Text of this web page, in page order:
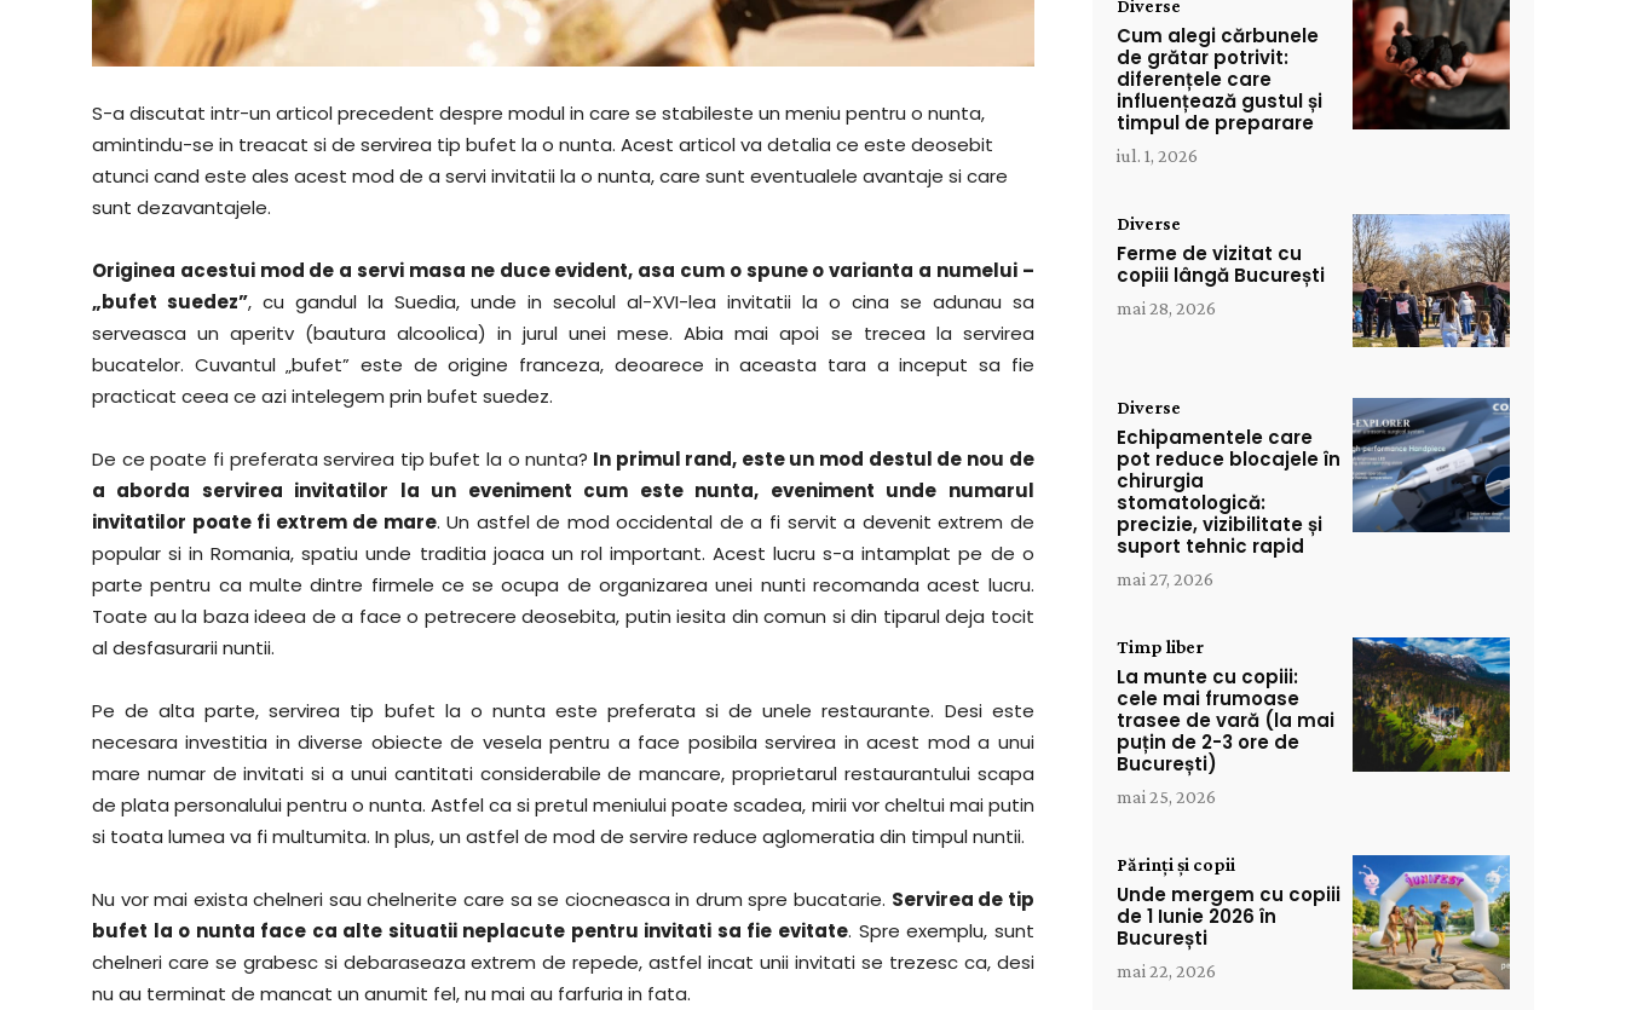
S-a discutat intr-un articol precedent despre modul in care se stabileste un meniu pentru o nunta,
amintindu-se in treacat si de servirea tip bufet la o nunta. Acest articol va detalia ce este deosebit
atunci cand este ales acest mod de a servi invitatii la o nunta, care sunt eventualele avantaje si care
sunt dezavantajele.
Originea acestui mod de a servi masa ne duce evident, asa cum o spune o varianta a numelui –
„bufet suedez”, cu gandul la Suedia, unde in secolul al-XVI-lea invitatii la o cina se adunau sa
serveasca un aperitv (bautura alcoolica) in jurul unei mese. Abia mai apoi se trecea la servirea
bucatelor. Cuvantul „bufet” este de origine franceza, deoarece in aceasta tara a inceput sa fie
practicat ceea ce azi intelegem prin bufet suedez.
De ce poate fi preferata servirea tip bufet la o nunta? In primul rand, este un mod destul de nou de
a aborda servirea invitatilor la un eveniment cum este nunta, eveniment unde numarul
invitatilor poate fi extrem de mare. Un astfel de mod occidental de a fi servit a devenit extrem de
popular si in Romania, spatiu unde traditia joaca un rol important. Acest lucru s-a intamplat pe de o
parte pentru ca multe dintre firmele ce se ocupa de organizarea unei nunti recomanda acest lucru.
Toate au la baza ideea de a face o petrecere deosebita, putin iesita din comun si din tiparul deja tocit
al desfasurarii nuntii.
Pe de alta parte, servirea tip bufet la o nunta este preferata si de unele restaurante. Desi este
necesara investitia in diverse obiecte de vesela pentru a face posibila servirea in acest mod a unui
mare numar de invitati si a unui cantitati considerabile de mancare, proprietarul restaurantului scapa
de plata personalului pentru o nunta. Astfel ca si pretul meniului poate scadea, mirii vor cheltui mai putin
si toata lumea va fi multumita. In plus, un astfel de mod de servire reduce aglomeratia din timpul nuntii.
Nu vor mai exista chelneri sau chelnerite care sa se ciocneasca in drum spre bucatarie. Servirea de tip
bufet la o nunta face ca alte situatii neplacute pentru invitati sa fie evitate. Spre exemplu, sunt
chelneri care se grabesc si debaraseaza extrem de repede, astfel incat unii invitati se trezesc ca, desi
nu au terminat de mancat un anumit fel, nu mai au farfuria in fata.
Diverse
Cum alegi cărbunele
de grătar potrivit:
diferențele care
influențează gustul și
timpul de preparare
iul. 1, 2026
Diverse
Ferme de vizitat cu
copiii lângă București
mai 28, 2026
Diverse
Echipamentele care
pot reduce blocajele în
chirurgia
stomatologică:
precizie, vizibilitate și
suport tehnic rapid
mai 27, 2026
Timp liber
La munte cu copiii:
cele mai frumoase
trasee de vară (la mai
puțin de 2-3 ore de
București)
mai 25, 2026
Părinți și copii
Unde mergem cu copiii
de 1 Iunie 2026 în
București
mai 22, 2026